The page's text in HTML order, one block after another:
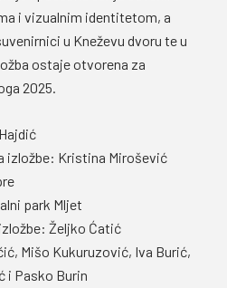
i vizualnim identitetom, a
u Kneževu dvoru te u
ostaje otvorena za
2025.
izložbe: Kristina Mirošević
park Mljet
Željko Ćatić
Mišo Kukuruzović, Iva Burić,
i Pasko Burin